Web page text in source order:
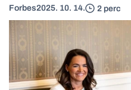
Forbes2025. 10. 14. 2 perc